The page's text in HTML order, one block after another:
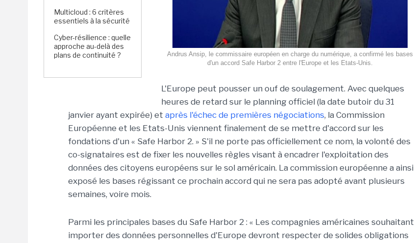
Multicloud : 6 critères
essentiels à la sécurité
Cyber-résilience : quelle
approche au-delà des
plans de continuité ?
Andrus Ansip, le commissaire européen en charge du numérique, a confirmé les bases
d'un accord Safe Harbor 2 entre l'Europe et les Etats-Unis.
L'Europe peut pousser un ouf de soulagement. Avec quelques
heures de retard sur le planning officiel (la date butoir du 31
janvier ayant expirée) et après l'échec de premières négociations, la Commission
Européenne et les Etats-Unis viennent finalement de se mettre d'accord sur les
fondations d'un « Safe Harbor 2. » S'il ne porte pas officiellement ce nom, la volonté des
co-signataires est de fixer les nouvelles règles visant à encadrer l'exploitation des
données des citoyens européens sur le sol américain. La commission européenne a ainsi
exposé les bases régissant ce prochain accord qui ne sera pas adopté avant plusieurs
semaines, voire mois.
Parmi les principales bases du Safe Harbor 2 : « Les compagnies américaines souhaitant
importer des données personnelles d'Europe devront respecter de solides obligations